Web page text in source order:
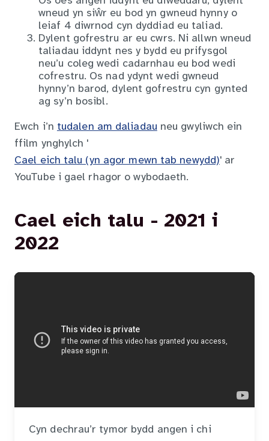
wneud yn siŵr eu bod yn gwneud hynny o
leiaf 4 diwrnod cyn dyddiad eu taliad.
Dylent gofrestru ar eu cwrs. Ni allwn wneud
taliadau iddynt nes y bydd eu prifysgol
neu’u coleg wedi cadarnhau eu bod wedi
cofrestru. Os nad ydynt wedi gwneud
hynny’n barod, dylent gofrestru cyn gynted
ag sy’n bosibl.
Ewch i’n tudalen am daliadau neu gwyliwch ein
ffilm ynghylch '
Cael eich talu (yn agor mewn tab newydd)' ar
YouTube i gael rhagor o wybodaeth.
Cael eich talu - 2021 i
2022
Cyn dechrau’r tymor bydd angen i chi